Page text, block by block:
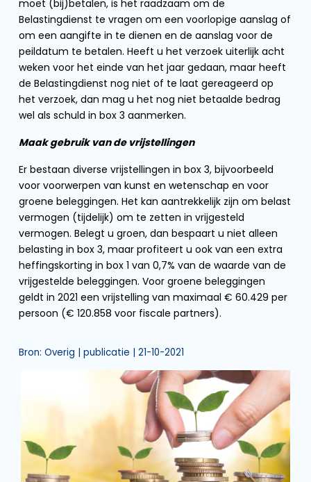
moet (bij)betalen, is het raadzaam om de
Belastingdienst te vragen om een voorlopige aanslag of
om een aangifte in te dienen en de aanslag voor de
peildatum te betalen. Heeft u het verzoek uiterlijk acht
weken voor het einde van het jaar gedaan, maar heeft
de Belastingdienst nog niet of te laat gereageerd op
het verzoek, dan mag u het nog niet betaalde bedrag
wel als schuld in box 3 aanmerken.
Maak gebruik van de vrijstellingen
Er bestaan diverse vrijstellingen in box 3, bijvoorbeeld
voor voorwerpen van kunst en wetenschap en voor
groene beleggingen. Het kan aantrekkelijk zijn om belast
vermogen (tijdelijk) om te zetten in vrijgesteld
vermogen. Belegt u groen, dan bespaart u niet alleen
belasting in box 3, maar profiteert u ook van een extra
heffingskorting in box 1 van 0,7% van de waarde van de
vrijgestelde beleggingen. Voor groene beleggingen
geldt in 2021 een vrijstelling van maximaal € 60.429 per
persoon (€ 120.858 voor fiscale partners).
Bron: Overig | publicatie | 21-10-2021